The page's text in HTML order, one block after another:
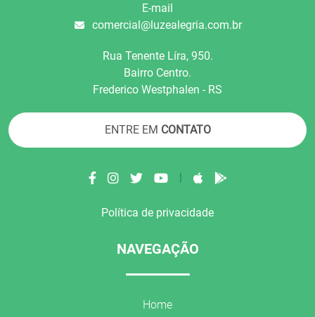
E-mail
comercial@luzealegria.com.br
Rua Tenente Líra, 950.
Bairro Centro.
Frederico Westphalen - RS
ENTRE EM CONTATO
Política de privacidade
NAVEGAÇÃO
Home